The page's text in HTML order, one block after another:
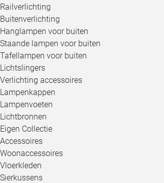
Railverlichting
Buitenverlichting
Hanglampen voor buiten
Staande lampen voor buiten
Tafellampen voor buiten
Lichtslingers
Verlichting accessoires
Lampenkappen
Lampenvoeten
Lichtbronnen
Eigen Collectie
Accessoires
Woonaccessoires
Vloerkleden
Sierkussens